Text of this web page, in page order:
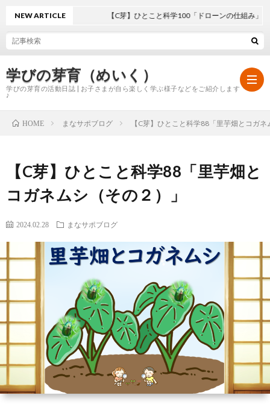
学びの芽育（めいく）
学びの芽育の活動日誌 | お子さまが自ら楽しく学ぶ様子などをご紹介します
♪
ー
学
芽
と
NEW ARTICLE 【C芽】ひとこと科学100「ドローンの仕組み」
HOME まなサポブログ 【C芽】ひとこと科学88「里芋畑とコガ
【C芽】ひとこと科学88「里芋畑と
コガネムシ（その２）」
2024.02.28 まなサポブログ